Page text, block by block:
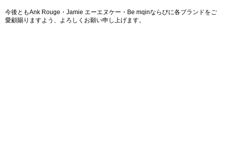
今後ともAnk Rouge・Jamie エーエヌケー・Be mqinならびに各ブランドをご
愛顧賜りますよう、よろしくお願い申し上げます。